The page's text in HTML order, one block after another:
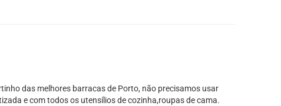
das melhores barracas de Porto, não precisamos usar
e com todos os utensílios de cozinha,roupas de cama.